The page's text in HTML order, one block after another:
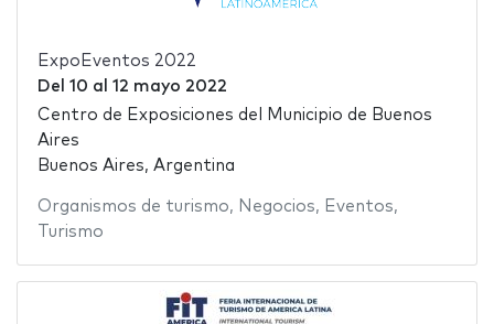
ExpoEventos 2022
Del 10 al 12 mayo 2022
Centro de Exposiciones del Municipio de Buenos
Aires
Buenos Aires, Argentina
Organismos de turismo, Negocios, Eventos,
Turismo